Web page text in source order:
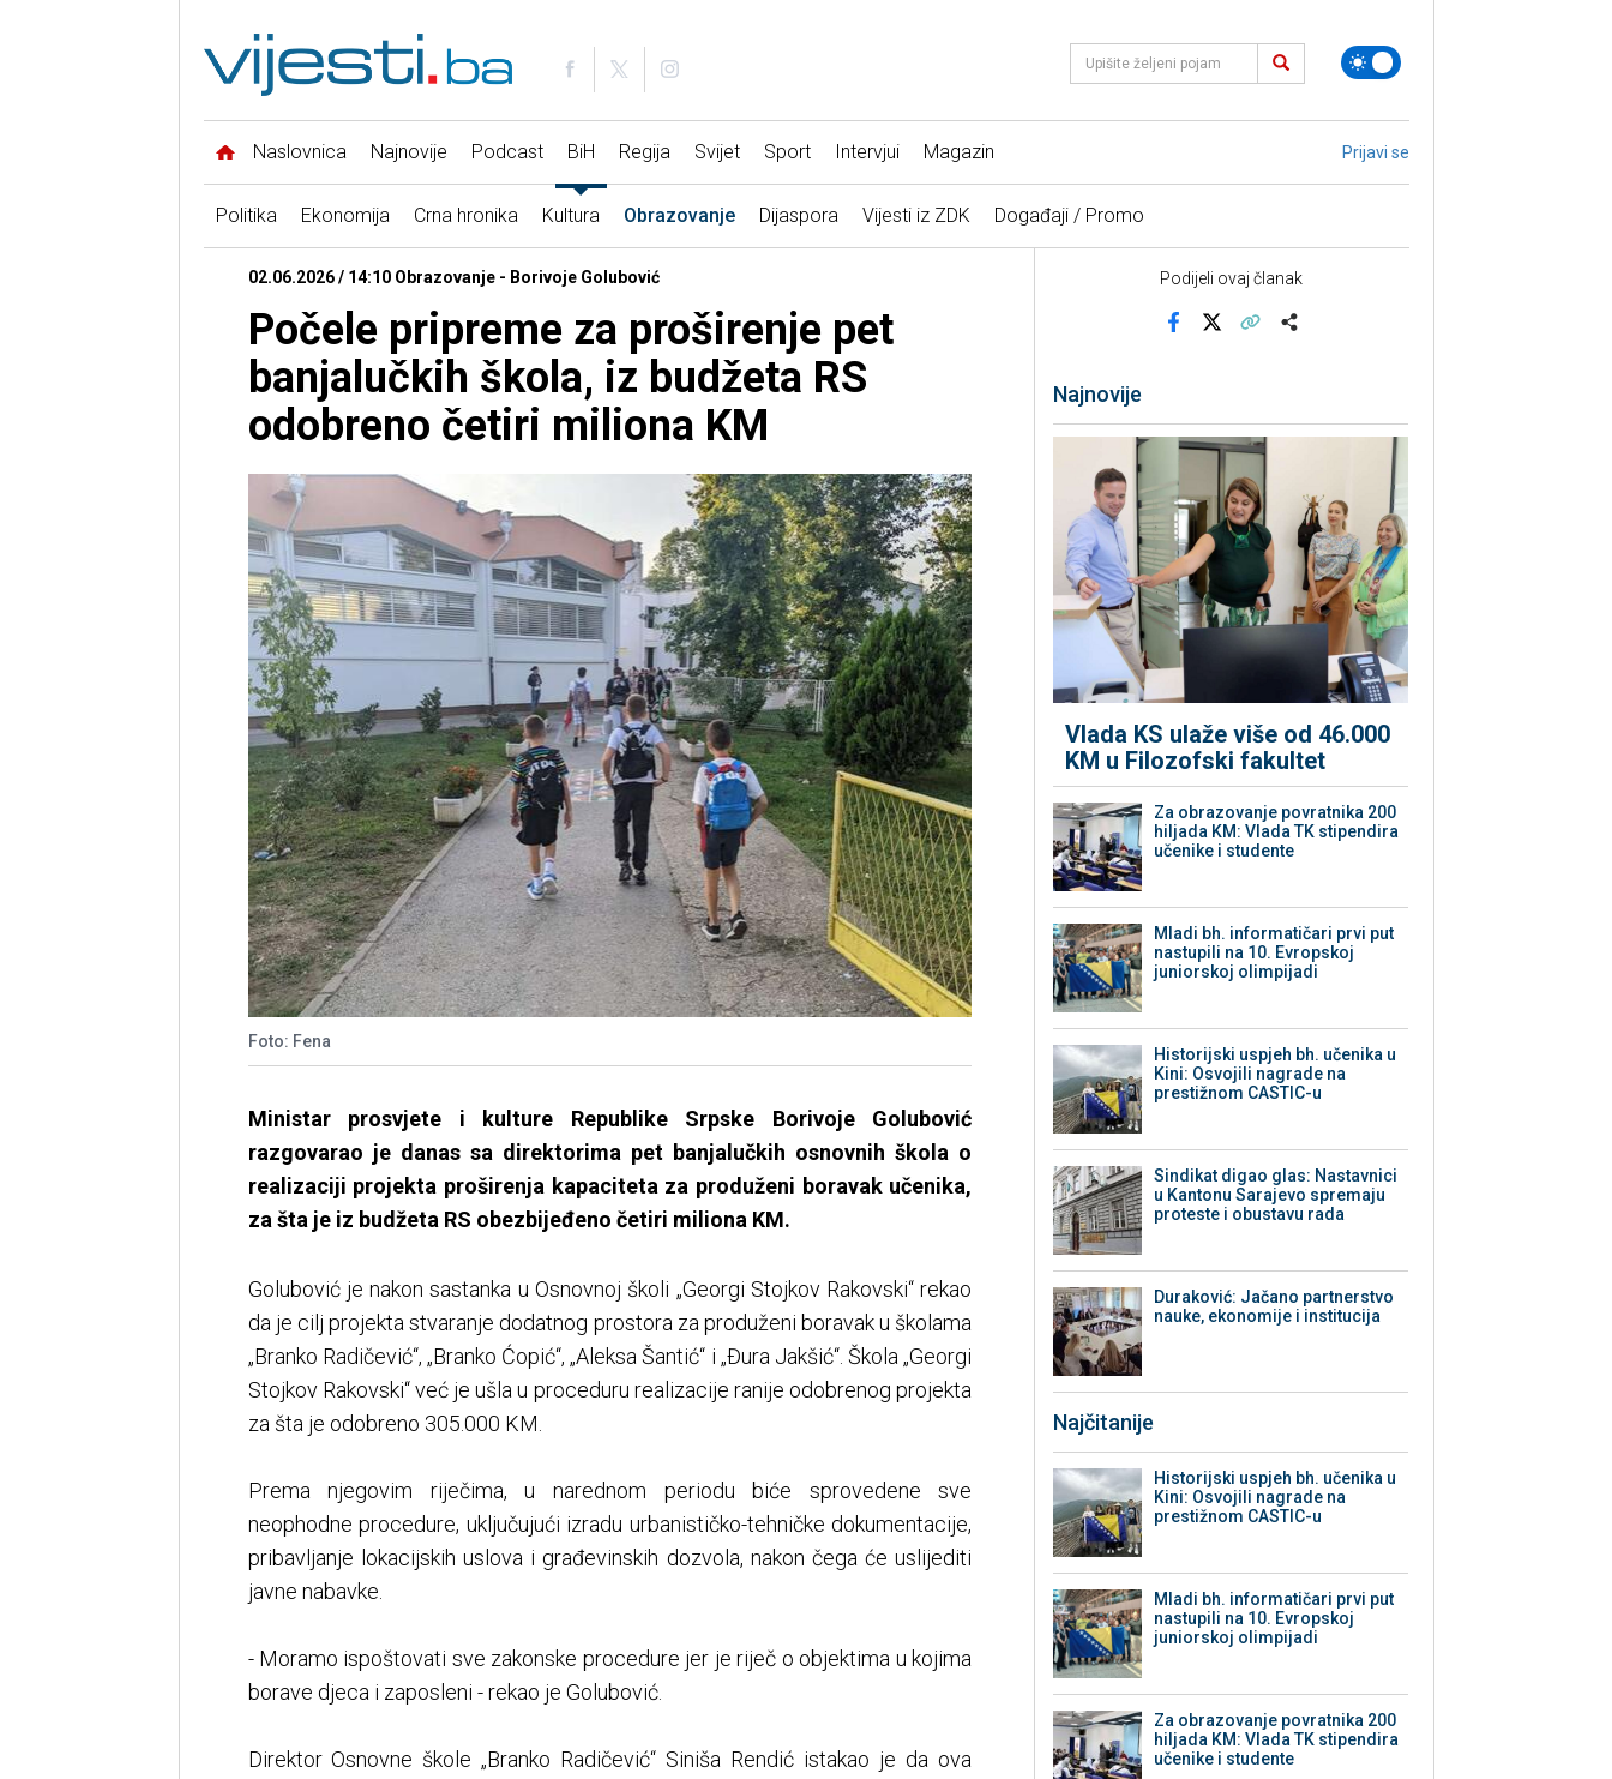
Naslovnica Najnovije Podcast BiH Regija Svijet Sport Intervjui Magazin Prijavi se
Politika Ekonomija Crna hronika Kultura Obrazovanje Dijaspora Vijesti iz ZDK Događaji / Promo
02.06.2026 / 14:10 Obrazovanje - Borivoje Golubović
Počele pripreme za proširenje pet
banjalučkih škola, iz budžeta RS
odobreno četiri miliona KM
Foto: Fena
Ministar prosvjete i kulture Republike Srpske Borivoje Golubović
razgovarao je danas sa direktorima pet banjalučkih osnovnih škola o
realizaciji projekta proširenja kapaciteta za produženi boravak učenika,
za šta je iz budžeta RS obezbijeđeno četiri miliona KM.
Golubović je nakon sastanka u Osnovnoj školi „Georgi Stojkov Rakovski“ rekao
da je cilj projekta stvaranje dodatnog prostora za produženi boravak u školama
„Branko Radičević“, „Branko Ćopić“, „Aleksa Šantić“ i „Đura Jakšić“. Škola „Georgi
Stojkov Rakovski“ već je ušla u proceduru realizacije ranije odobrenog projekta
za šta je odobreno 305.000 KM.
Prema njegovim riječima, u narednom periodu biće sprovedene sve
neophodne procedure, uključujući izradu urbanističko-tehničke dokumentacije,
pribavljanje lokacijskih uslova i građevinskih dozvola, nakon čega će uslijediti
javne nabavke.
- Moramo ispoštovati sve zakonske procedure jer je riječ o objektima u kojima
borave djeca i zaposleni - rekao je Golubović.
Direktor Osnovne škole „Branko Radičević“ Siniša Rendić istakao je da ova
Podijeli ovaj članak
Najnovije
Vlada KS ulaže više od 46.000
KM u Filozofski fakultet
Za obrazovanje povratnika 200
hiljada KM: Vlada TK stipendira
učenike i studente
Mladi bh. informatičari prvi put
nastupili na 10. Evropskoj
juniorskoj olimpijadi
Historijski uspjeh bh. učenika u
Kini: Osvojili nagrade na
prestižnom CASTIC-u
Sindikat digao glas: Nastavnici
u Kantonu Sarajevo spremaju
proteste i obustavu rada
Duraković: Jačano partnerstvo
nauke, ekonomije i institucija
Najčitanije
Historijski uspjeh bh. učenika u
Kini: Osvojili nagrade na
prestižnom CASTIC-u
Mladi bh. informatičari prvi put
nastupili na 10. Evropskoj
juniorskoj olimpijadi
Za obrazovanje povratnika 200
hiljada KM: Vlada TK stipendira
učenike i studente